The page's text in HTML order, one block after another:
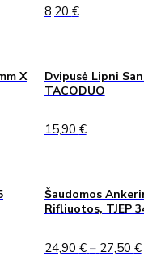
8,20 €
X
Dvipusė Lipni
TACODUO
15,90 €
Šaudomos
Rifliuotos, TJEP
24,90 € – 27,50 €